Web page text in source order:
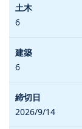
6
6
2026/9/14